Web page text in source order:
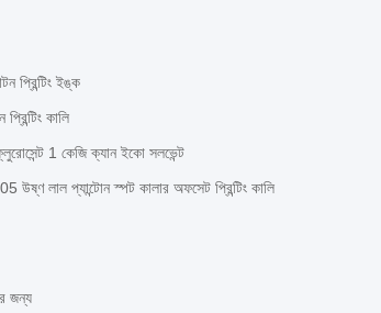
প্রিন্টিং ইঙ্ক
কালি
1 কেজি ক্যান ইকো সলভেন্ট
লাল প্যান্টোন স্পট কালার অফসেট প্রিন্টিং কালি
জন্য